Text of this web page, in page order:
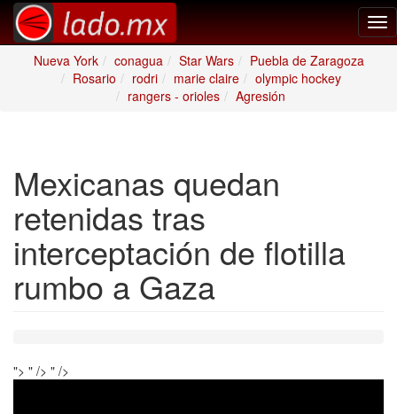
Nueva York
conagua Star Wars
Puebla de Zaragoza
Rosario
rodri marie claire
olympic hockey
rangers - orioles
Agresión
Mexicanas quedan
retenidas tras
interceptación de flotilla
rumbo a Gaza
"> " /> " />